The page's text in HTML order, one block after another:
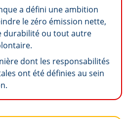
a défini une ambition
le zéro émission nette,
durabilité ou tout autre
dont les responsabilités
ont été définies au sein